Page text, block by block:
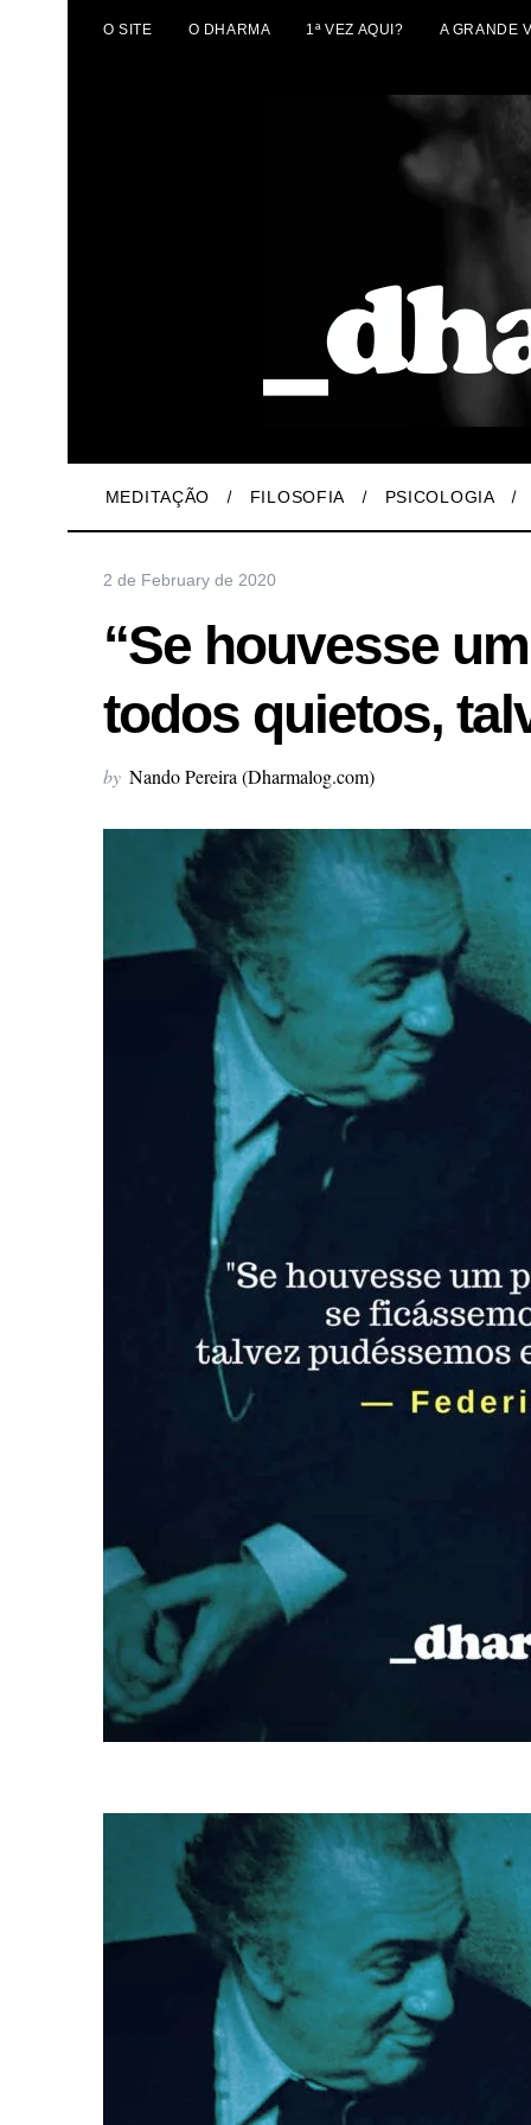
O SITE O DHARMA 1ª VEZ AQUI? A GRANDE
MEDITAÇÃO FILOSOFIA PSICOLOGIA
2 de February de 2020
“Se houvesse
todos quietos,
by Nando Pereira (Dharmalog.com)